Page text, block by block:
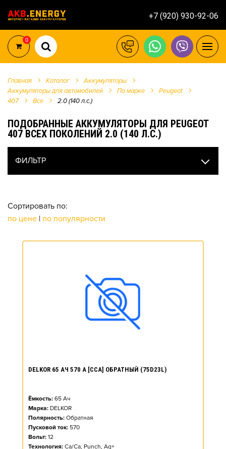
+7 (920) 930-92-06
0
Главная Каталог
Аккумуляторы
Аккумуляторы для автомобилей
По марке
Peugeot
407
Все 2.0 (140 л.с.)
ПОДОБРАННЫЕ АККУМУЛЯТОРЫ ДЛЯ PEUGEOT
407 ВСЕХ ПОКОЛЕНИЙ 2.0 (140 Л.С.)
ФИЛЬТР
Сортировать по:
по цене | по популярности
DELKOR 65 АЧ 570 А [CCA] ОБРАТНЫЙ (75D23L)
Ёмкость: 65 Ач
Марка: DELKOR
Полярность: Обратная
Пусковой ток: 570
Вольт: 12
Технология: Ca/Ca, Punch, Ag+